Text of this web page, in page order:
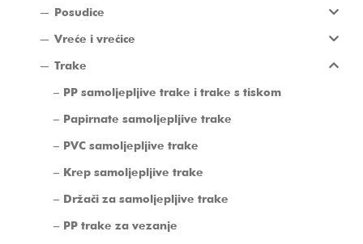
Posudice
Vreće i vrećice
Trake
PP samoljepljive trake i trake s tiskom
Papirnate samoljepljive trake
PVC samoljepljive trake
Krep samoljepljive trake
Držači za samoljepljive trake
PP trake za vezanje